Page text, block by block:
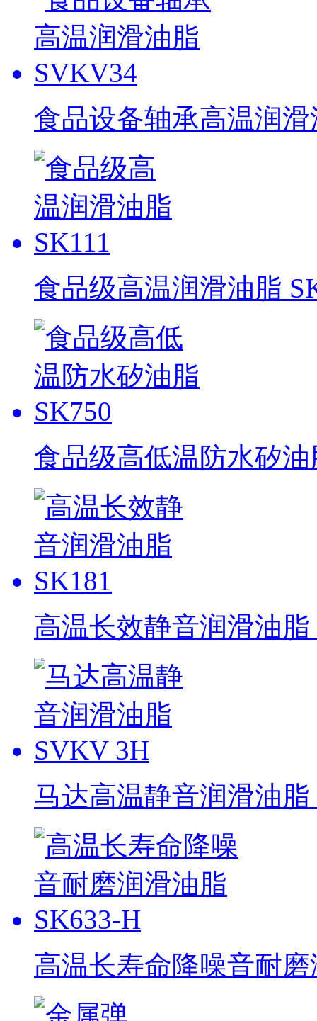
食品设备轴承高温润
食品级高温润滑油脂
食品级高低温防水矽油
高温长效静音润滑油脂
马达高温静音润滑油
高温长寿命降噪音耐